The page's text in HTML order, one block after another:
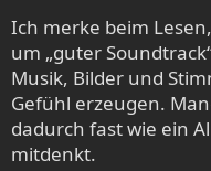
Vom Titelsong von
gehört, der in der
Ergo habe ich zu dem
Netter Popsong, mehr
Dass die amerikanische
Soundtrack hat (von
Ich merke beim
um „guter
Musik, Bilder und
Gefühl erzeugen.
dadurch fast wie ein
mitdenkt.